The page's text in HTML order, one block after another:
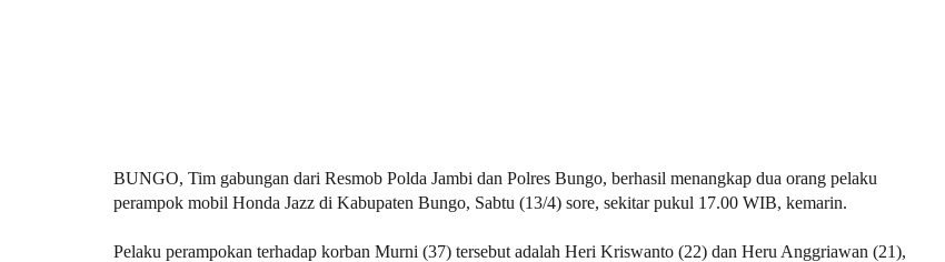
BUNGO, Tim gabungan dari Resmob Polda Jambi dan Polres Bungo, berhasil menangkap dua orang pelaku
perampok mobil Honda Jazz di Kabupaten Bungo, Sabtu (13/4) sore, sekitar pukul 17.00 WIB, kemarin.
Pelaku perampokan terhadap korban Murni (37) tersebut adalah Heri Kriswanto (22) dan Heru Anggriawan (21),